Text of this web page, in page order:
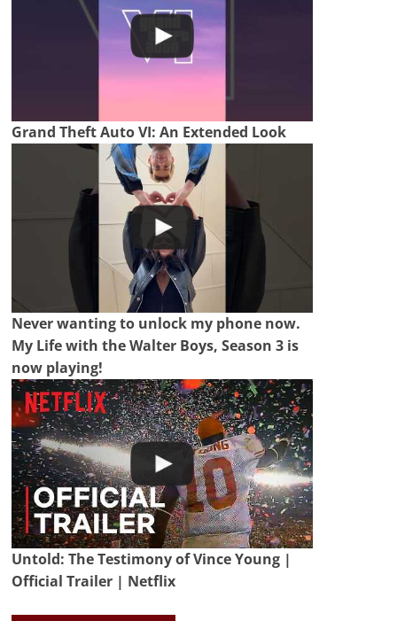
Grand Theft Auto VI: An Extended Look
Never wanting to unlock my phone now.
My Life with the Walter Boys, Season 3 is
now playing!
Untold: The Testimony of Vince Young |
Official Trailer | Netflix